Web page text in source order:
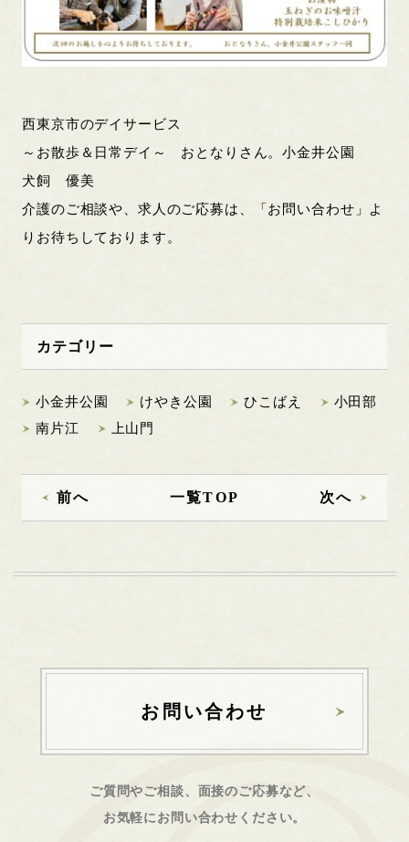
西東京市のデイサービス
～お散歩＆日常デイ～ おとなりさん。小金井公園
犬飼 優美
介護のご相談や、求人のご応募は、「お問い合わせ」よ
りお待ちしております。
カテゴリー
小金井公園 けやき公園 ひこばえ
小田部
南片江
上山門
前へ 一覧TOP 次へ
お問い合わせ
ご質問やご相談、面接のご応募など、
お気軽にお問い合わせください。